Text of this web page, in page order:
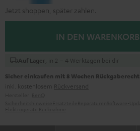
Jetzt shoppen, später zahlen.
IN DEN WARENKORB
Auf Lager , in 2 – 4 Werktagen bei dir
Sicher einkaufen mit 8 Wochen Rückgaberecht
inkl. kostenlosem Rückversand